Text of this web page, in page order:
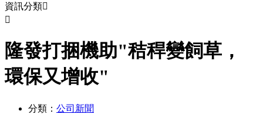
資訊分類

隆發打捆機助"秸稈變飼草，
環保又增收"
分類： 公司新聞